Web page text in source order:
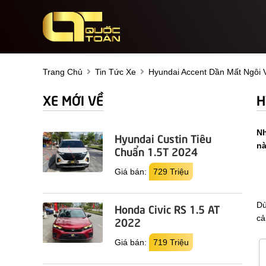
Trang Chủ Tin Tức Xe Hyundai Accent Dần Mất Ngôi
XE MỚI VỀ
Hyundai Custin Tiêu
Chuẩn 1.5T 2024
Giá bán: 729 Triệu
Honda Civic RS 1.5 AT
2022
Giá bán: 719 Triệu